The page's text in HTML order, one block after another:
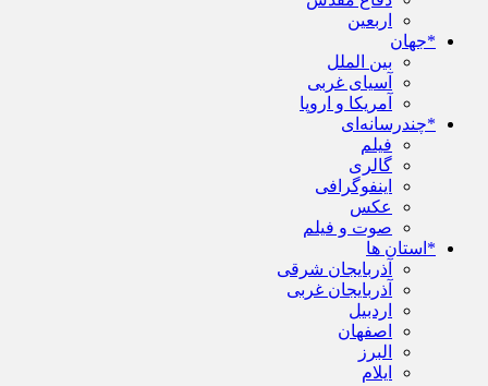
اربعین
*جهان
بین الملل
آسیای غربی
آمریکا و اروپا
*چندرسانه‌ای
فیلم
گالری
اینفوگرافی
عکس
صوت و فیلم
*استان ها
آذربایجان شرقی
آذربایجان غربی
اردبیل
اصفهان
البرز
ایلام